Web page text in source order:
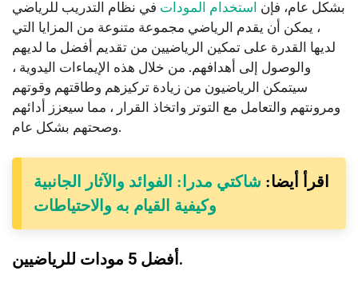
بشكل عام، فإن استخدام المودات في نظام التدريب للرياضي
، يمكن أن يقدم الرياضي مجموعة متنوعة من المزايا التي
لديها القدرة على تمكين الرياضيين من تقديم أفضل ما لديهم
والوصول إلى أهدافهم. من خلال هذه الإيماءات اليدوية ،
سيتمكن الرياضيون من زيادة تركيزهم وطاقتهم وقوتهم
ومرونتهم والتعامل مع التوتر واتخاذ القرار ، مما سيعزز أدائهم
وصحتهم بشكل عام.
اقرأ أيضا: شاكتي مدرا: الفوائد والآثار الجانبية
وكيفية القيام به والاحتياطات
أفضل 5 مودات للرياضيين.